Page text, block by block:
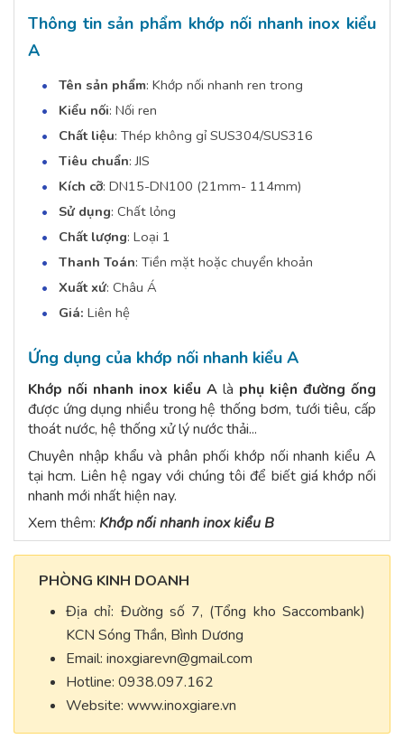
Thông tin sản phẩm khớp nối nhanh inox kiểu
A
Tên sản phẩm: Khớp nối nhanh ren trong
Kiểu nối: Nối ren
Chất liệu: Thép không gỉ SUS304/SUS316
Tiêu chuẩn: JIS
Kích cỡ: DN15-DN100 (21mm- 114mm)
Sử dụng: Chất lỏng
Chất lượng: Loại 1
Thanh Toán: Tiền mặt hoặc chuyển khoản
Xuất xứ: Châu Á
Giá: Liên hệ
Ứng dụng của khớp nối nhanh kiểu A
Khớp nối nhanh inox kiểu A là phụ kiện đường ống
được ứng dụng nhiều trong hệ thống bơm, tưới tiêu, cấp
thoát nước, hệ thống xử lý nước thải...
Chuyên nhập khẩu và phân phối khớp nối nhanh kiểu A
tại hcm. Liên hệ ngay với chúng tôi để biết giá khớp nối
nhanh mới nhất hiện nay.
Xem thêm: Khớp nối nhanh inox kiểu B
PHÒNG KINH DOANH
Địa chỉ: Đường số 7, (Tổng kho Saccombank)
KCN Sóng Thần, Bình Dương
Email: inoxgiarevn@gmail.com
Hotline: 0938.097.162
Website: www.inoxgiare.vn